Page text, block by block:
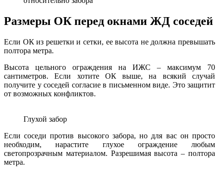
Размеры ОК перед окнами ЖД соседей
Если ОК из решетки и сетки, ее высота не должна превышать
полтора метра.
Высота цельного ограждения на ИЖС – максимум 70
сантиметров. Если хотите ОК выше, на всякий случай
получите у соседей согласие в письменном виде. Это защитит
от возможных конфликтов.
Глухой забор
Если соседи против высокого забора, но для вас он просто
необходим, нарастите глухое ограждение любым
светопрозрачным материалом. Разрешимая высота – полтора
метра.